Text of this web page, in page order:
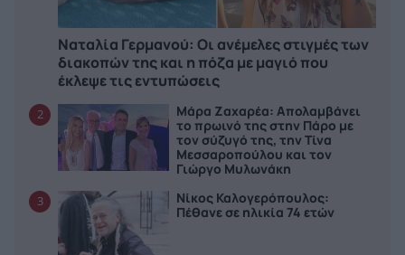
Ναταλία Γερμανού: Οι ανέμελες στιγμές των
διακοπών της και η πόζα με μαγιό που
έκλεψε τις εντυπώσεις
2
Μάρα Ζαχαρέα: Απολαμβάνει
το πρωινό της στην Πάρο με
τον σύζυγό της, την Τίνα
Μεσσαροπούλου και τον
Γιώργο Μυλωνάκη
3
Νίκος Καλογερόπουλος:
Πέθανε σε ηλικία 74 ετών